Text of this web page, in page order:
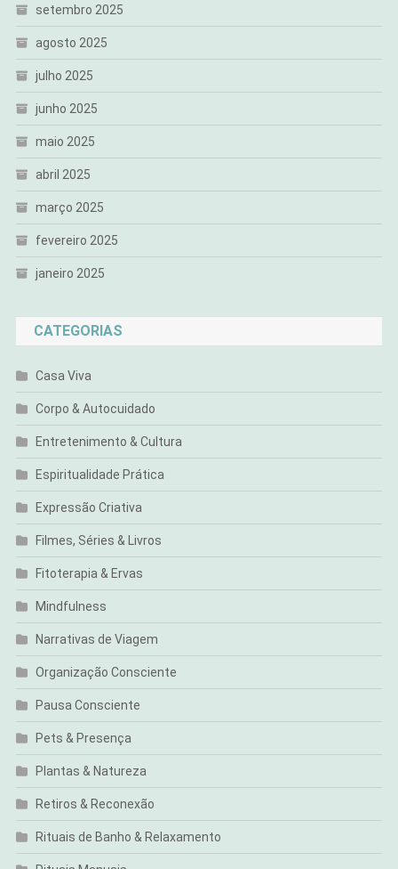
setembro 2025
agosto 2025
julho 2025
junho 2025
maio 2025
abril 2025
março 2025
fevereiro 2025
janeiro 2025
CATEGORIAS
Casa Viva
Corpo & Autocuidado
Entretenimento & Cultura
Espiritualidade Prática
Expressão Criativa
Filmes, Séries & Livros
Fitoterapia & Ervas
Mindfulness
Narrativas de Viagem
Organização Consciente
Pausa Consciente
Pets & Presença
Plantas & Natureza
Retiros & Reconexão
Rituais de Banho & Relaxamento